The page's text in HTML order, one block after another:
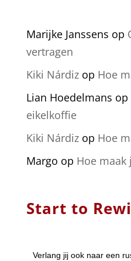
Marijke Janssens op
vertragen
Kiki Nárdizop Hoe
Lian Hoedelmans op
eikelkoffie
Kiki Nárdizop Hoe
Margo op Hoe maak
Start to
Verlang jij ook naar een